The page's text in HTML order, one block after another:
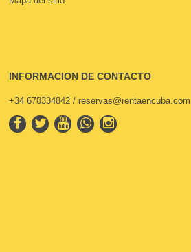
INFORMACION DE CONTACTO
+34 678334842 / reservas@rentaencuba.com